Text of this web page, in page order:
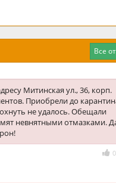
Все
Митинская ул., 36, корп.
Приобрели до
не удалось. Обещали
невнятными отмазками.
0